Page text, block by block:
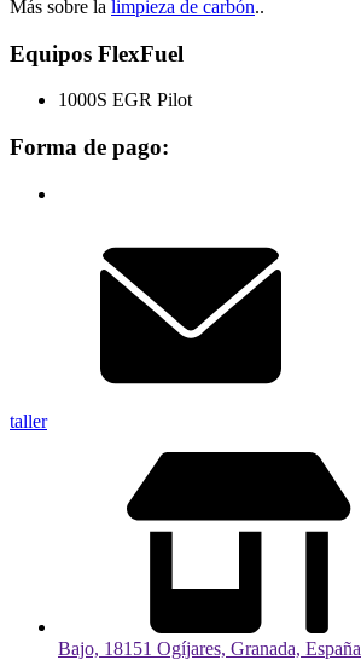
Más sobre la limpieza de carbón..
Equipos FlexFuel
1000S EGR Pilot
Forma de pago:
taller
Bajo, 18151 Ogíjares, Granada, España